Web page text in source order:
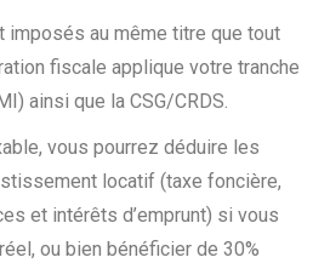
au même titre que tout
fiscale applique votre tranche
ainsi que la CSG/CRDS.
vous pourrez déduire les
locatif (taxe foncière,
et intérêts d’emprunt) si vous
ou bien bénéficier de 30%